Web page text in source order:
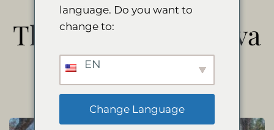
The Rooms at Divava
Okavango
language. Do you want to
change to:
EN
Change Language